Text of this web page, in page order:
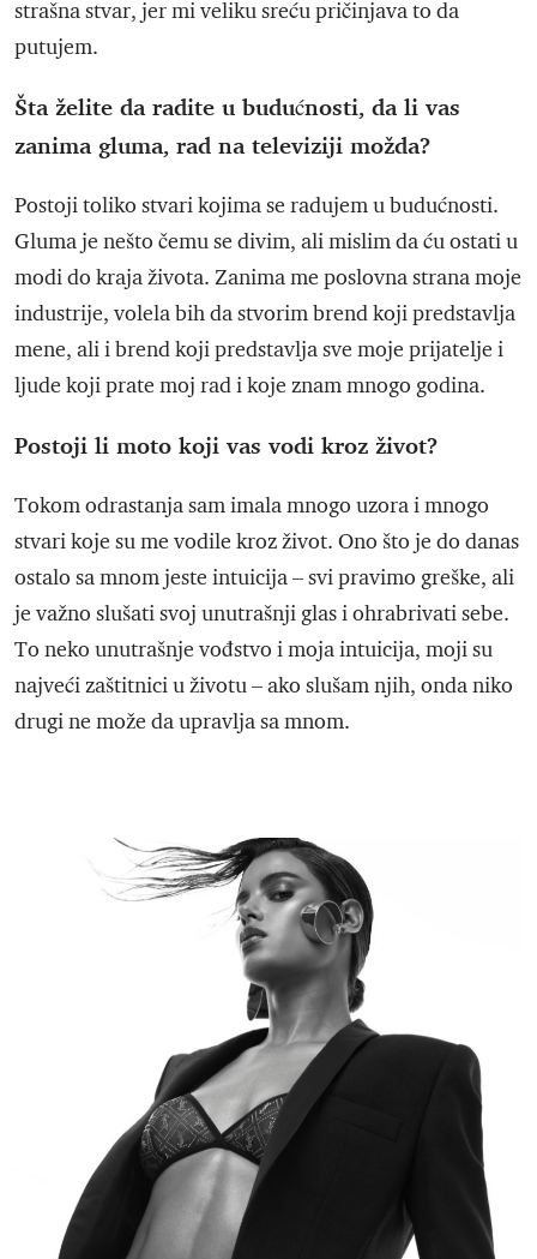
strašna stvar, jer mi veliku sreću pričinjava to da
putujem.
Šta želite da radite u budućnosti, da li vas
zanima gluma, rad na televiziji možda?
Postoji toliko stvari kojima se radujem u budućnosti.
Gluma je nešto čemu se divim, ali mislim da ću ostati u
modi do kraja života. Zanima me poslovna strana moje
industrije, volela bih da stvorim brend koji predstavlja
mene, ali i brend koji predstavlja sve moje prijatelje i
ljude koji prate moj rad i koje znam mnogo godina.
Postoji li moto koji vas vodi kroz život?
Tokom odrastanja sam imala mnogo uzora i mnogo
stvari koje su me vodile kroz život. Ono što je do danas
ostalo sa mnom jeste intuicija – svi pravimo greške, ali
je važno slušati svoj unutrašnji glas i ohrabrivati sebe.
To neko unutrašnje vođstvo i moja intuicija, moji su
najveći zaštitnici u životu – ako slušam njih, onda niko
drugi ne može da upravlja sa mnom.